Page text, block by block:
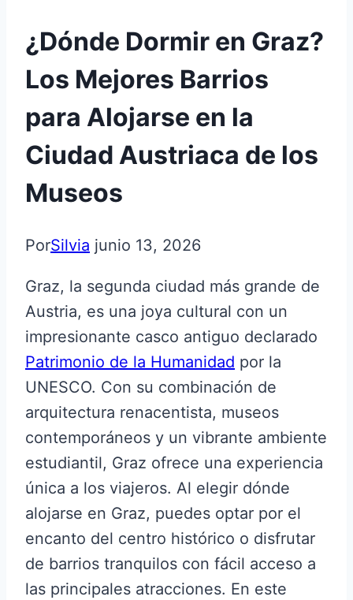
¿Dónde Dormir en Graz?
Los Mejores Barrios
para Alojarse en la
Ciudad Austriaca de los
Museos
PorSilvia junio 13, 2026
Graz, la segunda ciudad más grande de
Austria, es una joya cultural con un
impresionante casco antiguo declarado
Patrimonio de la Humanidad por la
UNESCO. Con su combinación de
arquitectura renacentista, museos
contemporáneos y un vibrante ambiente
estudiantil, Graz ofrece una experiencia
única a los viajeros. Al elegir dónde
alojarse en Graz, puedes optar por el
encanto del centro histórico o disfrutar
de barrios tranquilos con fácil acceso a
las principales atracciones. En este